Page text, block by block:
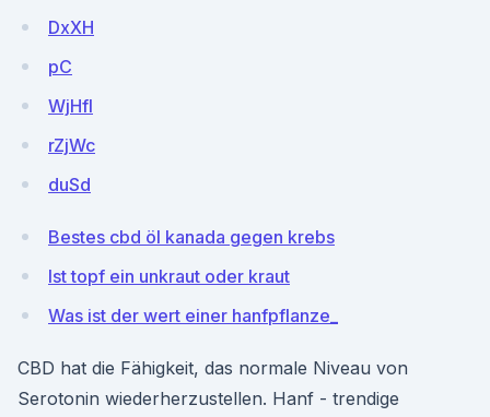
DxXH
pC
WjHfI
rZjWc
duSd
Bestes cbd öl kanada gegen krebs
Ist topf ein unkraut oder kraut
Was ist der wert einer hanfpflanze_
CBD hat die Fähigkeit, das normale Niveau von
Serotonin wiederherzustellen. Hanf - trendige